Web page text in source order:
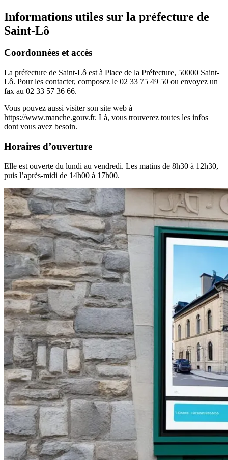
Informations utiles sur la préfecture de
Saint-Lô
Coordonnées et accès
La préfecture de Saint-Lô est à Place de la Préfecture, 50000 Saint-
Lô. Pour les contacter, composez le 02 33 75 49 50 ou envoyez un
fax au 02 33 57 36 66.
Vous pouvez aussi visiter son site web à
https://www.manche.gouv.fr. Là, vous trouverez toutes les infos
dont vous avez besoin.
Horaires d’ouverture
Elle est ouverte du lundi au vendredi. Les matins de 8h30 à 12h30,
puis l’après-midi de 14h00 à 17h00.